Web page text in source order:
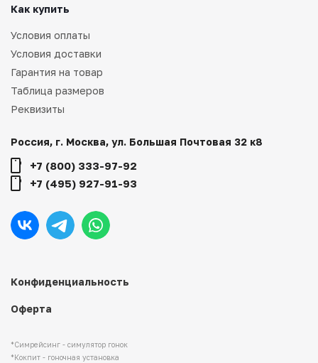
*Симрейсинг - симулятор гонок
*Кокпит - гоночная установка
Конфиденциальность
Оферта
Как купить
Условия оплаты
Условия доставки
Гарантия на товар
Таблица размеров
Реквизиты
Россия, г. Москва, ул. Большая Почтовая 32 к8
+7 (800) 333-97-92
+7 (495) 927-91-93